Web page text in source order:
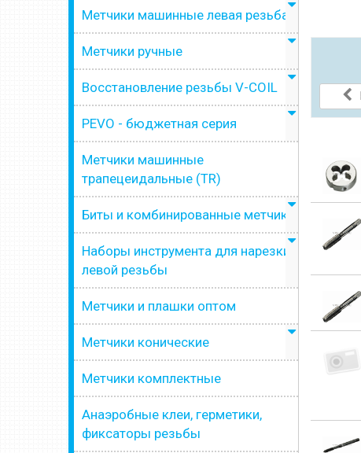
Метчики машинные левая резьба
Метчики ручные
Восстановление резьбы V-COIL
PEVO - бюджетная серия
Метчики машинные
трапецеидальные (TR)
Биты и комбинированные метчики
Наборы инструмента для нарезки
левой резьбы
Метчики и плашки оптом
Метчики конические
Метчики комплектные
Анаэробные клеи, герметики,
фиксаторы резьбы